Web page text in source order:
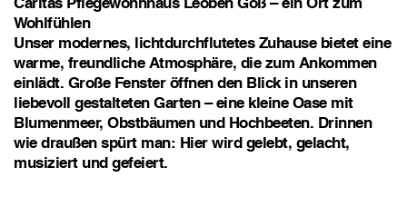
Wohlfühlen
Unser modernes, lichtdurchflutetes Zuhause bietet eine
warme, freundliche Atmosphäre, die zum Ankommen
einlädt. Große Fenster öffnen den Blick in unseren
liebevoll gestalteten Garten – eine kleine Oase mit
Blumenmeer, Obstbäumen und Hochbeeten. Drinnen
wie draußen spürt man: Hier wird gelebt, gelacht,
musiziert und gefeiert.